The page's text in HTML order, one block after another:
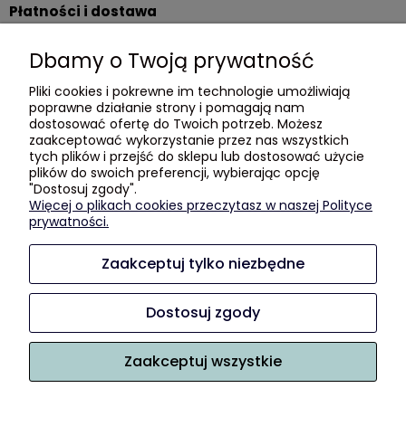
Płatności i dostawa
Czas i koszty dostawy
Czas realizacji zamówienia
Informacje
Blog
Polityka prywatności
GDZIE KUPIĆ?
Kontakt i dane firmy
Dbamy o Twoją prywatność
Pliki cookies i pokrewne im technologie umożliwiają
poprawne działanie strony i pomagają nam
dostosować ofertę do Twoich potrzeb. Możesz
zaakceptować wykorzystanie przez nas wszystkich
tych plików i przejść do sklepu lub dostosować użycie
plików do swoich preferencji, wybierając opcję
"Dostosuj zgody".
Więcej o plikach cookies przeczytasz w naszej Polityce
prywatności.
Zaakceptuj tylko niezbędne
Dostosuj zgody
Zaakceptuj wszystkie